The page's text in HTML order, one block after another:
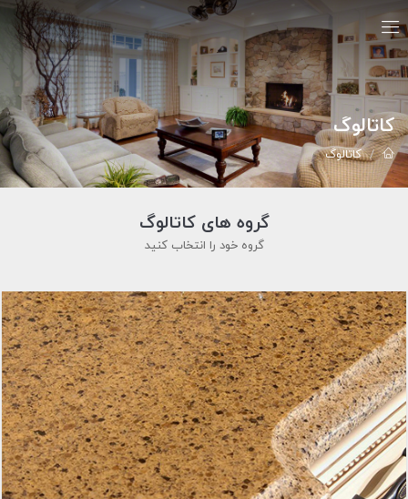
کاتالوگ
کاتالوگ
گروه های کاتالوگ
گروه خود را انتخاب کنید